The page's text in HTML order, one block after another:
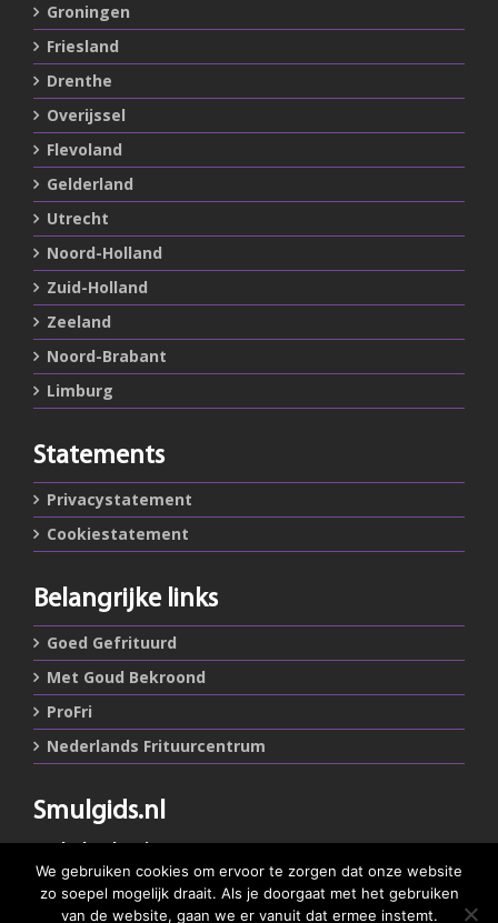
Groningen
Friesland
Drenthe
Overijssel
Flevoland
Gelderland
Utrecht
Noord-Holland
Zuid-Holland
Zeeland
Noord-Brabant
Limburg
Statements
Privacystatement
Cookiestatement
Belangrijke links
Goed Gefrituurd
Met Goud Bekroond
ProFri
Nederlands Frituurcentrum
Smulgids.nl
Nederlands Frituurcentrum
Blaarthemseweg 72
5502 JW Veldhoven
We gebruiken cookies om ervoor te zorgen dat onze website
zo soepel mogelijk draait. Als je doorgaat met het gebruiken
van de website, gaan we er vanuit dat ermee instemt.